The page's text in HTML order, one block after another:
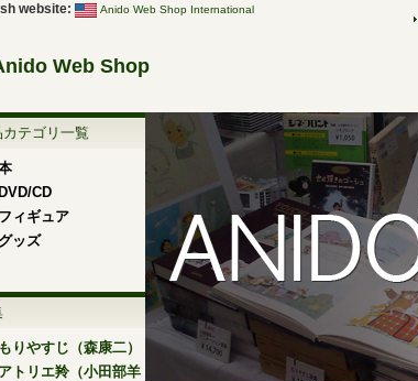
website: Anido Web Shop International
Web Shop
カテゴリ一覧
DVD/CD
フィギュア
グッズ
もりやすじ（森康二）
アトリエ羚（小田部羊